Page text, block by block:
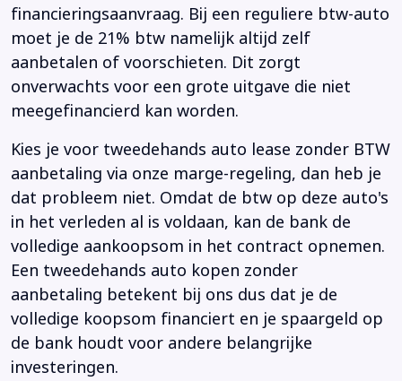
financieringsaanvraag. Bij een reguliere btw-auto
moet je de 21% btw namelijk altijd zelf
aanbetalen of voorschieten. Dit zorgt
onverwachts voor een grote uitgave die niet
meegefinancierd kan worden.
Kies je voor tweedehands auto lease zonder BTW
aanbetaling via onze marge-regeling, dan heb je
dat probleem niet. Omdat de btw op deze auto's
in het verleden al is voldaan, kan de bank de
volledige aankoopsom in het contract opnemen.
Een tweedehands auto kopen zonder
aanbetaling betekent bij ons dus dat je de
volledige koopsom financiert en je spaargeld op
de bank houdt voor andere belangrijke
investeringen.